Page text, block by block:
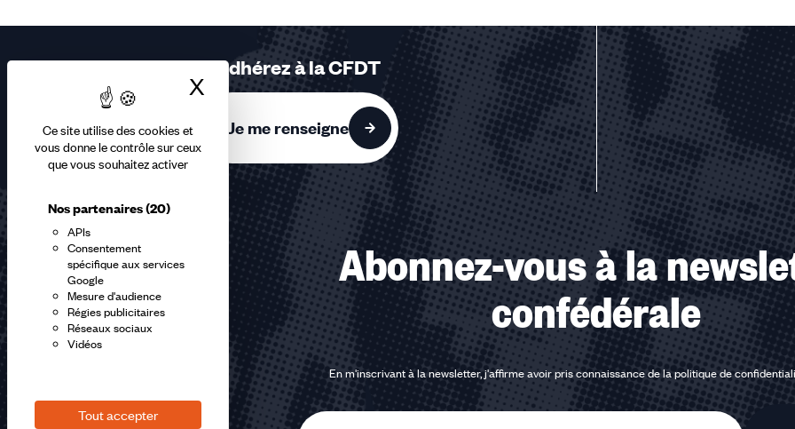
Ce site utilise des cookies et
vous donne le contrôle sur ceux
que vous souhaitez activer
Nos partenaires(20)
APIs
Consentement
spécifique aux services
Google
Mesure d'audience
Régies publicitaires
Réseaux sociaux
Vidéos
Tout accepter
X Masquer le bandeau des cookies
sur
accessibles
Adhérez à la CFDT
Je me renseigne
Abonnez-vous à la
confédérale
En m'inscrivant à la newsletter, j'affirme avoir pris connaissance de lapolitique de